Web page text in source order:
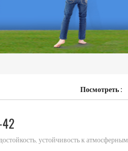
Посмотреть :
42
устойчивость к атмосферным